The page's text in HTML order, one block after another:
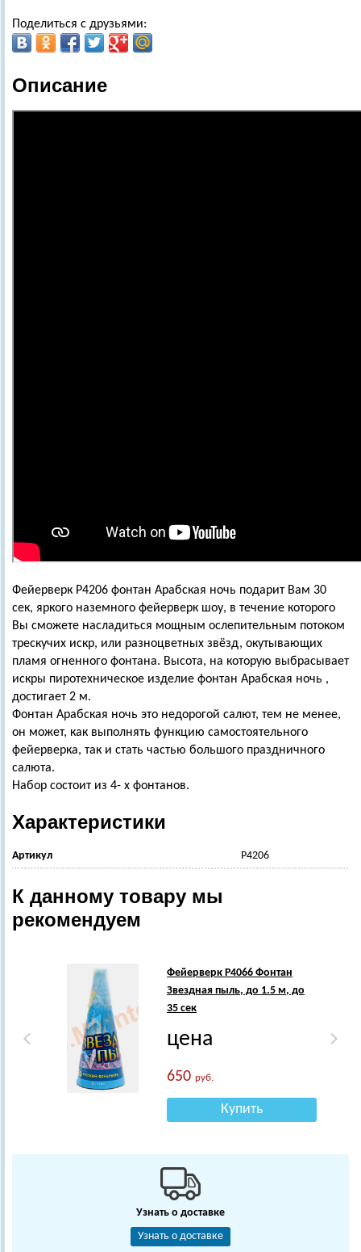
Поделиться с друзьями:
Описание
Фейерверк Р4206 фонтан Арабская ночь подарит Вам 30
сек, яркого наземного фейерверк шоу, в течение которого
Вы сможете насладиться мощным ослепительным потоком
трескучих искр, или разноцветных звёзд, окутывающих
пламя огненного фонтана. Высота, на которую выбрасывает
искры пиротехническое изделие фонтан Арабская ночь ,
достигает 2 м.
Фонтан Арабская ночь это недорогой салют, тем не менее,
он может, как выполнять функцию самостоятельного
фейерверка, так и стать частью большого праздничного
салюта.
Набор состоит из 4- х фонтанов.
Характеристики
Артикул Р4206
К данному товару мы
рекомендуем
Фейерверк Р4066 Фонтан
Звездная пыль, до 1.5 м, до
35 сек
цена
650руб.
Купить
Узнать о доставке
Узнать о доставке